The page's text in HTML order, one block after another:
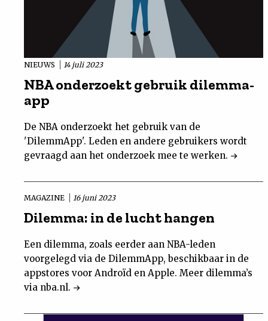
NIEUWS 14 juli 2023
NBA onderzoekt gebruik dilemma-
app
De NBA onderzoekt het gebruik van de
'DilemmApp'. Leden en andere gebruikers wordt
gevraagd aan het onderzoek mee te werken.
MAGAZINE 16 juni 2023
Dilemma: in de lucht hangen
Een dilemma, zoals eerder aan NBA-leden
voorgelegd via de DilemmApp, beschikbaar in de
appstores voor Androïd en Apple. Meer dilemma’s
via nba.nl.